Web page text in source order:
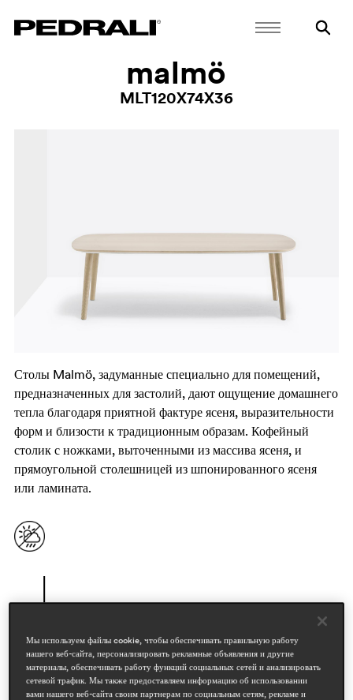
malmö
MLT120X74X36
Столы Malmö, задуманные специально для помещений,
предназначенных для застолий, дают ощущение домашнего
тепла благодаря приятной фактуре ясеня, выразительности
форм и близости к традиционным образам. Кофейный
столик с ножками, выточенными из массива ясеня, и
прямоугольной столешницей из шпонированного ясеня
или ламината.
дизайнеры
Мы используем файлы cookie, чтобы обеспечивать правильную работу
нашего веб-сайта, персонализировать рекламные объявления и другие
материалы, обеспечивать работу функций социальных сетей и анализировать
сетевой трафик. Мы также предоставляем информацию об использовании
вами нашего веб-сайта своим партнерам по социальным сетям, рекламе и